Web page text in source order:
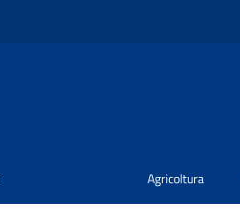
Agricoltura